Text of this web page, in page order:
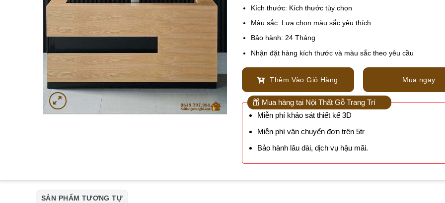
Kích thước: Kích thước tùy chọn
Màu sắc: Lựa chọn màu sắc yêu thích
Bảo hành: 24 Tháng
Nhận đặt hàng kích thước và màu sắc theo yêu cầu
Thêm Vào Giỏ Hàng Mua ngay
Mua hàng tại Nội Thất Gỗ Trang Trí
Miễn phí khảo sát thiết kế 3D
Miễn phí vận chuyển đơn trên 5tr
Bảo hành lâu dài, dịch vụ hậu mãi.
SẢN PHẨM TƯƠNG TỰ